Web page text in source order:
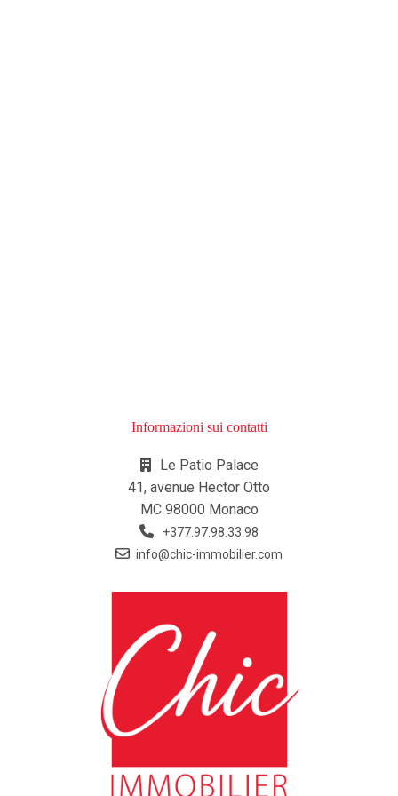
Informazioni sui contatti
Le Patio Palace
41, avenue Hector Otto
MC 98000 Monaco
+377.97.98.33.98
info@chic-immobilier.com